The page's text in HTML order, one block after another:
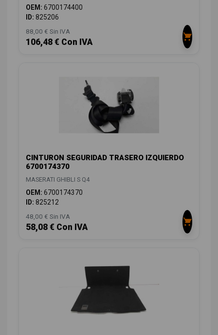
OEM: 6700174400
ID: 825206
88,00 € Sin IVA
106,48 € Con IVA
CINTURON SEGURIDAD TRASERO IZQUIERDO
6700174370
MASERATI GHIBLI S Q4
OEM: 6700174370
ID: 825212
48,00 € Sin IVA
58,08 € Con IVA